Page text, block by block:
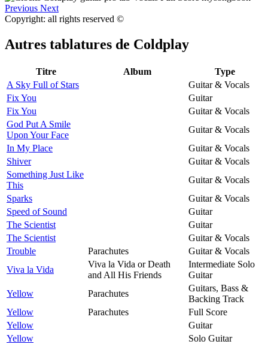
Previous Next
Copyright: all rights reserved ©
Autres tablatures de Coldplay
Titre Album
Type
A Sky Full of Stars
Guitar & Vocals
Fix You
Guitar
Fix You
Guitar & Vocals
God Put A Smile
Upon Your Face
Guitar & Vocals
In My Place
Guitar & Vocals
Shiver
Guitar & Vocals
Something Just Like
This
Guitar & Vocals
Sparks
Guitar & Vocals
Speed of Sound
Guitar
The Scientist
Guitar
The Scientist
Guitar & Vocals
Trouble
Parachutes
Guitar & Vocals
Viva la Vida
Viva la Vida or Death
and All His Friends
Intermediate Solo
Guitar
Yellow
Parachutes
Guitars, Bass &
Backing Track
Yellow
Parachutes
Full Score
Yellow
Guitar
Yellow
Solo Guitar